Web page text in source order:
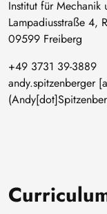
Institut für Mechanik
Lampadiusstraße 4,
09599 Freiberg
+49 3731 39-3889
andy.spitzenberger